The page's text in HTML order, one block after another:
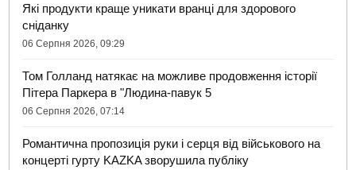
Які продукти краще уникати вранці для здорового
сніданку
06 Серпня 2026, 09:29
Том Голланд натякає на можливе продовження історії
Пітера Паркера в "Людина-павук 5
06 Серпня 2026, 07:14
Романтична пропозиція руки і серця від військового на
концерті гурту KAZKA зворушила публіку